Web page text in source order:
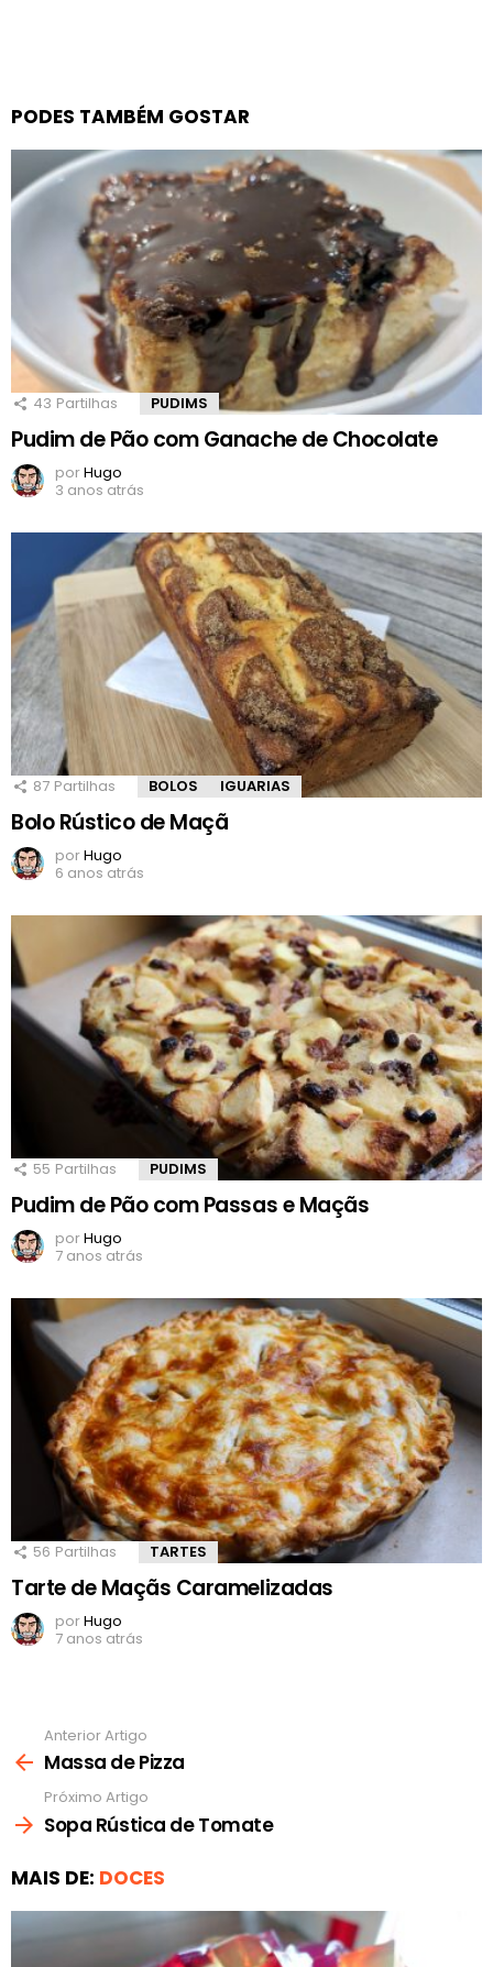
PODES TAMBÉM GOSTAR
43 Partilhas PUDIMS
Pudim de Pão com Ganache de Chocolate
porHugo
3 anos atrás
87 Partilhas BOLOS IGUARIAS
Bolo Rústico de Maçã
porHugo
6 anos atrás
55 Partilhas PUDIMS
Pudim de Pão com Passas e Maçãs
porHugo
7 anos atrás
56 Partilhas TARTES
Tarte de Maçãs Caramelizadas
porHugo
7 anos atrás
mais
Anterior Artigo
Massa de Pizza
Próximo Artigo
Sopa Rústica de Tomate
MAIS DE: DOCES